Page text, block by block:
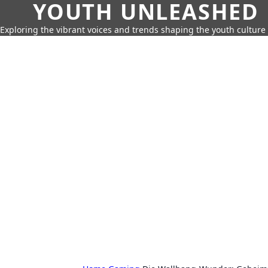
YOUTH UNLEASHED
Exploring the vibrant voices and trends shaping the youth culture